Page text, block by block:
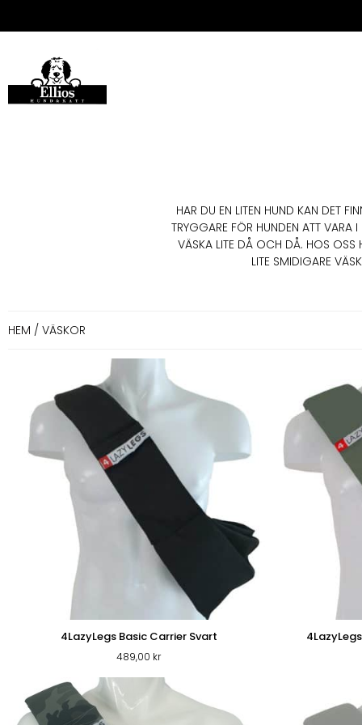
PROMENADEN
HAR DU EN LITEN HUND KAN DET
TRYGGARE FÖR HUNDEN ATT VARA
VÄSKA LITE DÅ OCH DÅ. HOS OSS
LITE SMIDIGARE
HEM / VÄSKOR
4LazyLegs Basic Carrier Svart
489,00 kr